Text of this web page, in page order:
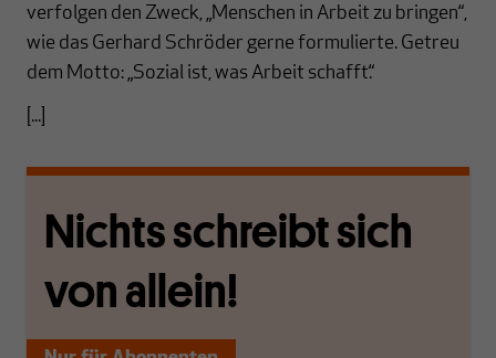
verfolgen den Zweck, „Menschen in Arbeit zu bringen“,
wie das Gerhard Schröder gerne formulierte. Getreu
dem Motto: „Sozial ist, was Arbeit schafft.“
[...]
Nichts schreibt sich
von allein!